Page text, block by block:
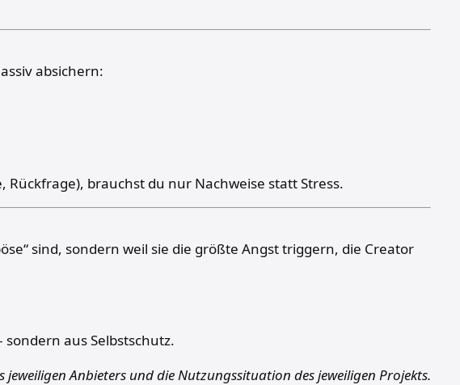
absichern:
Rückfrage), brauchst du nur Nachweise statt Stress.
sind, sondern weil sie die größte Angst triggern, die Creator
aus Selbstschutz.
Anbieters und die Nutzungssituation des jeweiligen Projekts.